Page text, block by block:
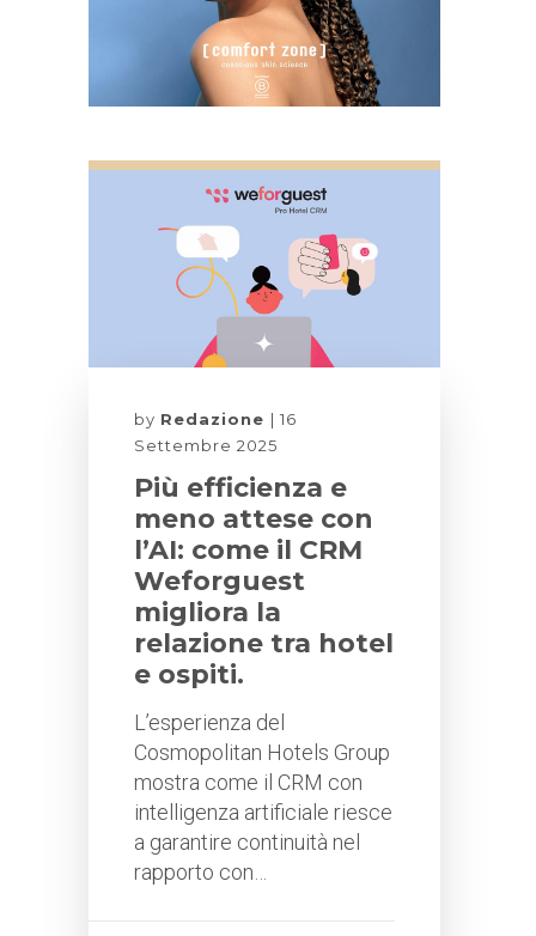
by Redazione
16
Settembre 2025
Più efficienza e
meno attese con
l’AI: come il CRM
Weforguest
migliora la
relazione tra hotel
e ospiti.
L’esperienza del
Cosmopolitan Hotels Group
mostra come il CRM con
intelligenza artificiale riesce
a garantire continuità nel
rapporto con…